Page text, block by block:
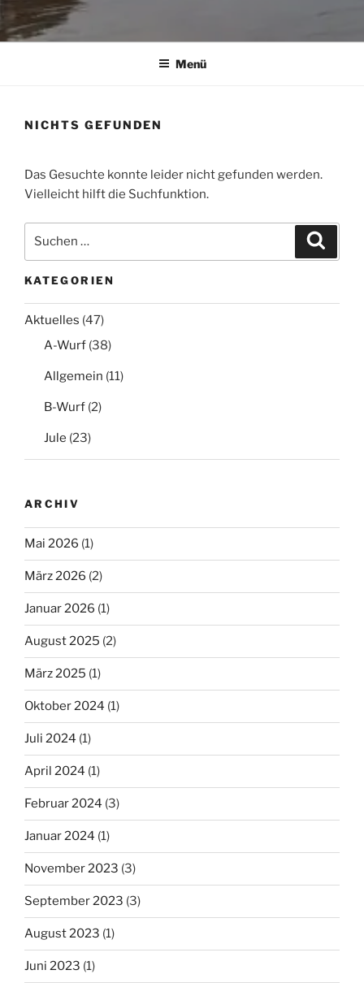
Menü
NICHTS GEFUNDEN
Das Gesuchte konnte leider nicht gefunden werden.
Vielleicht hilft die Suchfunktion.
nach:
KATEGORIEN
Aktuelles (47)
A-Wurf (38)
Allgemein (11)
B-Wurf (2)
Jule (23)
ARCHIV
Mai 2026 (1)
März 2026 (2)
Januar 2026 (1)
August 2025 (2)
März 2025 (1)
Oktober 2024 (1)
Juli 2024 (1)
April 2024 (1)
Februar 2024 (3)
Januar 2024 (1)
November 2023 (3)
September 2023 (3)
August 2023 (1)
Juni 2023 (1)